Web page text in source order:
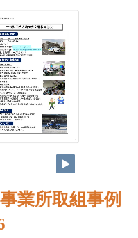
業所取組事例